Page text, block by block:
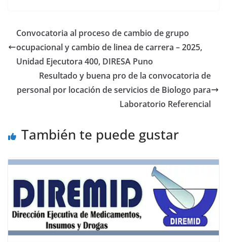
Convocatoria al proceso de cambio de grupo
ocupacional y cambio de linea de carrera – 2025,
Unidad Ejecutora 400, DIRESA Puno
Resultado y buena pro de la convocatoria de
personal por locación de servicios de Biologo para
Laboratorio Referencial
También te puede gustar